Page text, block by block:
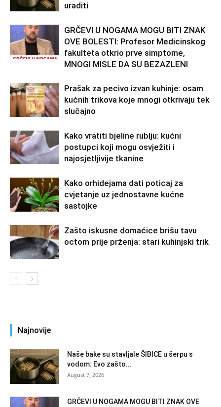
uraditi
GRČEVI U NOGAMA MOGU BITI ZNAK
OVE BOLESTI: Profesor Medicinskog
fakulteta otkrio prve simptome,
MNOGI MISLE DA SU BEZAZLENI
Prašak za pecivo izvan kuhinje: osam
kućnih trikova koje mnogi otkrivaju tek
slučajno
Kako vratiti bjeline rublju: kućni
postupci koji mogu osvježiti i
najosjetljivije tkanine
Kako orhidejama dati poticaj za
cvjetanje uz jednostavne kućne
sastojke
Zašto iskusne domaćice brišu tavu
octom prije prženja: stari kuhinjski trik
Najnovije
Naše bake su stavljale ŠIBICE u šerpu s
vodom: Evo zašto...
August 7, 2026
GRČEVI U NOGAMA MOGU BITI ZNAK OVE